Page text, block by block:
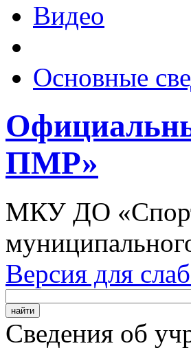
Видео
Основные
ПМР»
МКУ ДО
Версия для
Сведения об